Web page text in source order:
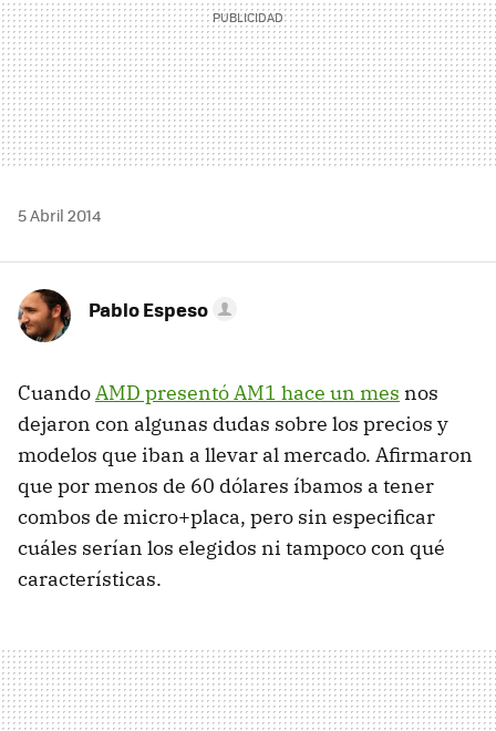
5 Abril 2014
Pablo Espeso
CuandoAMD presentó AM1 hace un mes nos
dejaron con algunas dudas sobre los precios y
modelos que iban a llevar al mercado. Afirmaron
que por menos de 60 dólares íbamos a tener
combos de micro+placa, pero sin especificar
cuáles serían los elegidos ni tampoco con qué
características.